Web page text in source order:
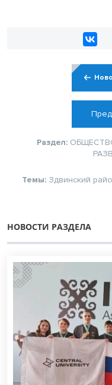
Раздел:
Темы: Здвинский
НОВОСТИ РАЗДЕЛА